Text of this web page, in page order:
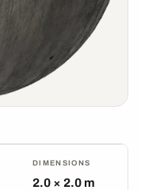
DIMENSIONS
2.0 × 2.0 m